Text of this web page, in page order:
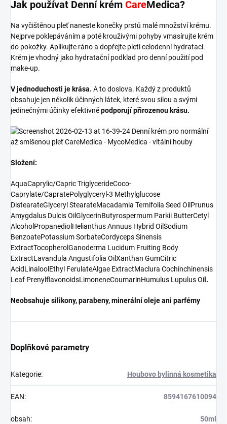
Jak používat Denní krém CareMedica?
Na vyčištěnou pleť naneste konečky prstů malé množství krému.
Nejprve poklepáváním a poté krouživými pohyby vmasírujte krém
do pokožky. Aplikujte ráno a dopřejte pleti celodenní hydrataci.
Krém je vhodný jako hydratační podklad pro denní použití pod
make-up.
V jednoduchosti je krása. A to doslova. Každý z produktů
obsahuje jen několik účinných látek, které svou silou a svými
jedinečnými účinky efektivněpodporují přirozenou krásu.
Složení:
AquaCaprylic/Capric TriglycerideCoco-
Caprylate/CapratePolyglyceryl-3 Methylglucose
DistearateGlyceryl StearateMacadamia Ternifolia Seed Oil Prunus
Amygdalus Dulcis OilGlycerinButyrospermum Parkii ButterCetyl
Alcohol Propanediol Helianthus Annuus Hybrid OilSodium
BenzoatePotassium SorbateCordyceps Sinensis
ExtractTocopherolGanoderma Lucidum Fruiting Body
ExtractLavandula Angustifolia OilXanthan GumCitric
AcidLinalool Ethyl FerulateAlgae ExtractMaclura Cochinchinensis
Leaf PrenylflavonoidsLimoneneCoumarinHumulus Lupulus Oi l.
Neobsahuje silikony, parabeny, minerální oleje ani parfémy
Doplňkové parametry
Kategorie: Houbovo bylinná kosmetika
EAN: 8594167610094
obsah: 50ml